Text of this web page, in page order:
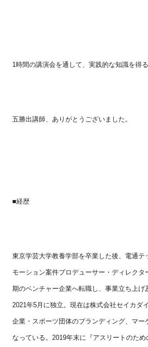
1時間の講演会を通して、実践的な知識を得
五勝出講師、ありがとうございました。
■経歴
東京学芸大学教養学部を卒業した後、電通テ
モーション案件プロデューサー・ディレクタ
期のベンチャー企業へ転職し、事業立ち上げ
2021 年5月に独立。現在は株式会社セイカダ
企業・スポーツ団体のブランディング、マー
なっている。 2019年末に『アスリートのた